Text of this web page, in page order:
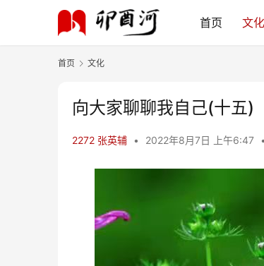
首页 文化
首页 文化
向大家聊聊我自己(十五)
2272 张英辅 • 2022年8月7日 上午6:47 •